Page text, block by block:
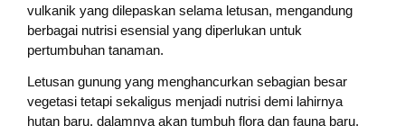
vulkanik yang dilepaskan selama letusan, mengandung
berbagai nutrisi esensial yang diperlukan untuk
pertumbuhan tanaman.
Letusan gunung yang menghancurkan sebagian besar
vegetasi tetapi sekaligus menjadi nutrisi demi lahirnya
hutan baru, dalamnya akan tumbuh flora dan fauna baru.